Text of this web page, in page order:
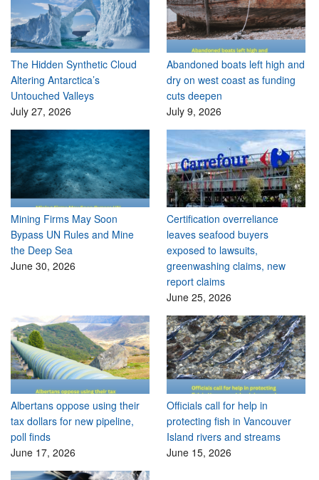
The Hidden Synthetic Cloud
Altering Antarctica’s
Untouched Valleys
July 27, 2026
Abandoned boats left high and
dry on west coast as funding
cuts deepen
July 9, 2026
Mining Firms May Soon
Bypass UN Rules and Mine
the Deep Sea
June 30, 2026
Certification overreliance
leaves seafood buyers
exposed to lawsuits,
greenwashing claims, new
report claims
June 25, 2026
Albertans oppose using their
tax dollars for new pipeline,
poll finds
June 17, 2026
Officials call for help in
protecting fish in Vancouver
Island rivers and streams
June 15, 2026